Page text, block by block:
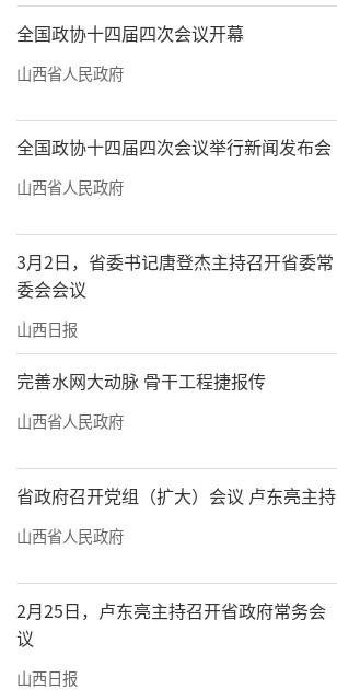
全国政协十四届四次会议开幕
山西省人民政府
全国政协十四届四次会议举行新闻发布会
山西省人民政府
3月2日，省委书记唐登杰主持召开省委常
委会会议
山西日报
完善水网大动脉 骨干工程捷报传
山西省人民政府
省政府召开党组（扩大）会议 卢东亮主持
山西省人民政府
2月25日，卢东亮主持召开省政府常务会
议
山西日报